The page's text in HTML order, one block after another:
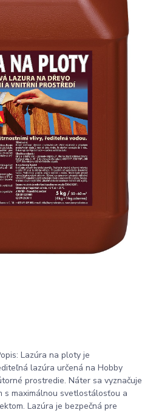
Lazúra na ploty je
lazúra určená na Hobby
prostredie. Náter sa vyznačuje
s maximálnou svetlostálosťou a
Lazúra je bezpečná pre